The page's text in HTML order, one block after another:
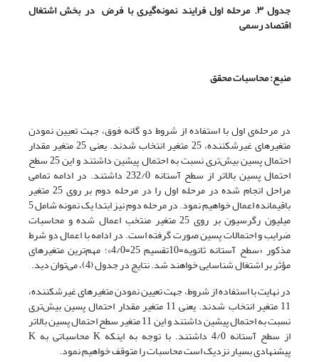
جدول ۳. مرحله اول فرایند نمونه‌گیری با فرض در بخش اشتغال
اقتصاد رسمی
منبع: محاسبات محقق
در مرحله‌ی اول با استفاده از شروط دو گانه فوق، جهت تعیین نمودن
متغیرهای غیرشکننده، 25 متغیر انتخاب شدند. یعنی 25 متغیر مقدار
احتمال پسین بیش‌تری نسبت به احتمال پیشین داشتند و این 25 سطح
احتمال پسین بالاتر از سطح آستانه 232/0 داشتند. در ادامه تمامی
مراحل انجام شده در مرحله اول را در مرحله دوم بر روی 25 متغیر
باقیمانده اعمال خواهیم نمود. در مرحله دوم نیز ابتدا یک نمونه شامل 5
میلیون رگرسیون بر روی 25 متغیر منتخب اعمال شده و محاسبات
ضرایب و احتمالات پسین صورت گرفته است. در ادامه با اعمال دو شرط
مذکور «سطح آستانه ثانویه=10تقسیم 25=4/0»؛ مهم‌ترین متغیرهای
مؤثر بر اشتغال شناسایی خواهند شد. نتایج در جدول (4)، می‌توان دید.
در نهایت با استفاده از شروط، جهت تعیین نمودن متغیرهای غیرشکننده،
11 متغیر انتخاب شدند. یعنی 11 متغیر مقدار احتمال پسین بیش‌تری
نسبت به احتمال پیشین داشتند و این 11 متغیر سطح احتمال پسین بالاتر
از سطح آستانه 4/0 داشتند. با توجه به اینکه K محاسباتی به K
پیشنهادی بسیار نزدیک است محاسبات را متوقف خواهیم نمود.